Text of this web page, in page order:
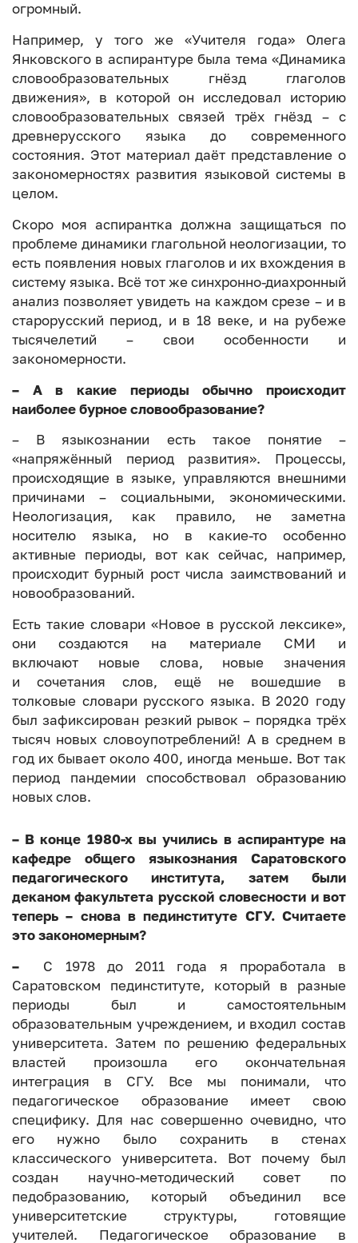
огромный.
Например, у того же «Учителя года» Олега
Янковского в аспирантуре была тема «Динамика
словообразовательных гнёзд глаголов
движения», в которой он исследовал историю
словообразовательных связей трёх гнёзд – с
древнерусского языка до современного
состояния. Этот материал даёт представление о
закономерностях развития языковой системы в
целом.
Скоро моя аспирантка должна защищаться по
проблеме динамики глагольной неологизации, то
есть появления новых глаголов и их вхождения в
систему языка. Всё тот же синхронно-диахронный
анализ позволяет увидеть на каждом срезе – и в
старорусский период, и в 18 веке, и на рубеже
тысячелетий – свои особенности и
закономерности.
– А в какие периоды обычно происходит
наиболее бурное словообразование?
– В языкознании есть такое понятие –
«напряжённый период развития». Процессы,
происходящие в языке, управляются внешними
причинами – социальными, экономическими.
Неологизация, как правило, не заметна
носителю языка, но в какие-то особенно
активные периоды, вот как сейчас, например,
происходит бурный рост числа заимствований и
новообразований.
Есть такие словари «Новое в русской лексике»,
они создаются на материале СМИ и
включают новые слова, новые значения
и сочетания слов, ещё не вошедшие в
толковые словари русского языка. В 2020 году
был зафиксирован резкий рывок – порядка трёх
тысяч новых словоупотреблений! А в среднем в
год их бывает около 400, иногда меньше. Вот так
период пандемии способствовал образованию
новых слов.
– В конце 1980-х вы учились в аспирантуре на
кафедре общего языкознания Саратовского
педагогического института, затем были
деканом факультета русской словесности и вот
теперь – снова в пединституте СГУ. Считаете
это закономерным?
–С 1978 до 2011 года я проработала в
Саратовском пединституте, который в разные
периоды был и самостоятельным
образовательным учреждением, и входил состав
университета. Затем по решению федеральных
властей произошла его окончательная
интеграция в СГУ. Все мы понимали, что
педагогическое образование имеет свою
специфику. Для нас совершенно очевидно, что
его нужно было сохранить в стенах
классического университета. Вот почему был
создан научно-методический совет по
педобразованию, который объединил все
университетские структуры, готовящие
учителей. Педагогическое образование в